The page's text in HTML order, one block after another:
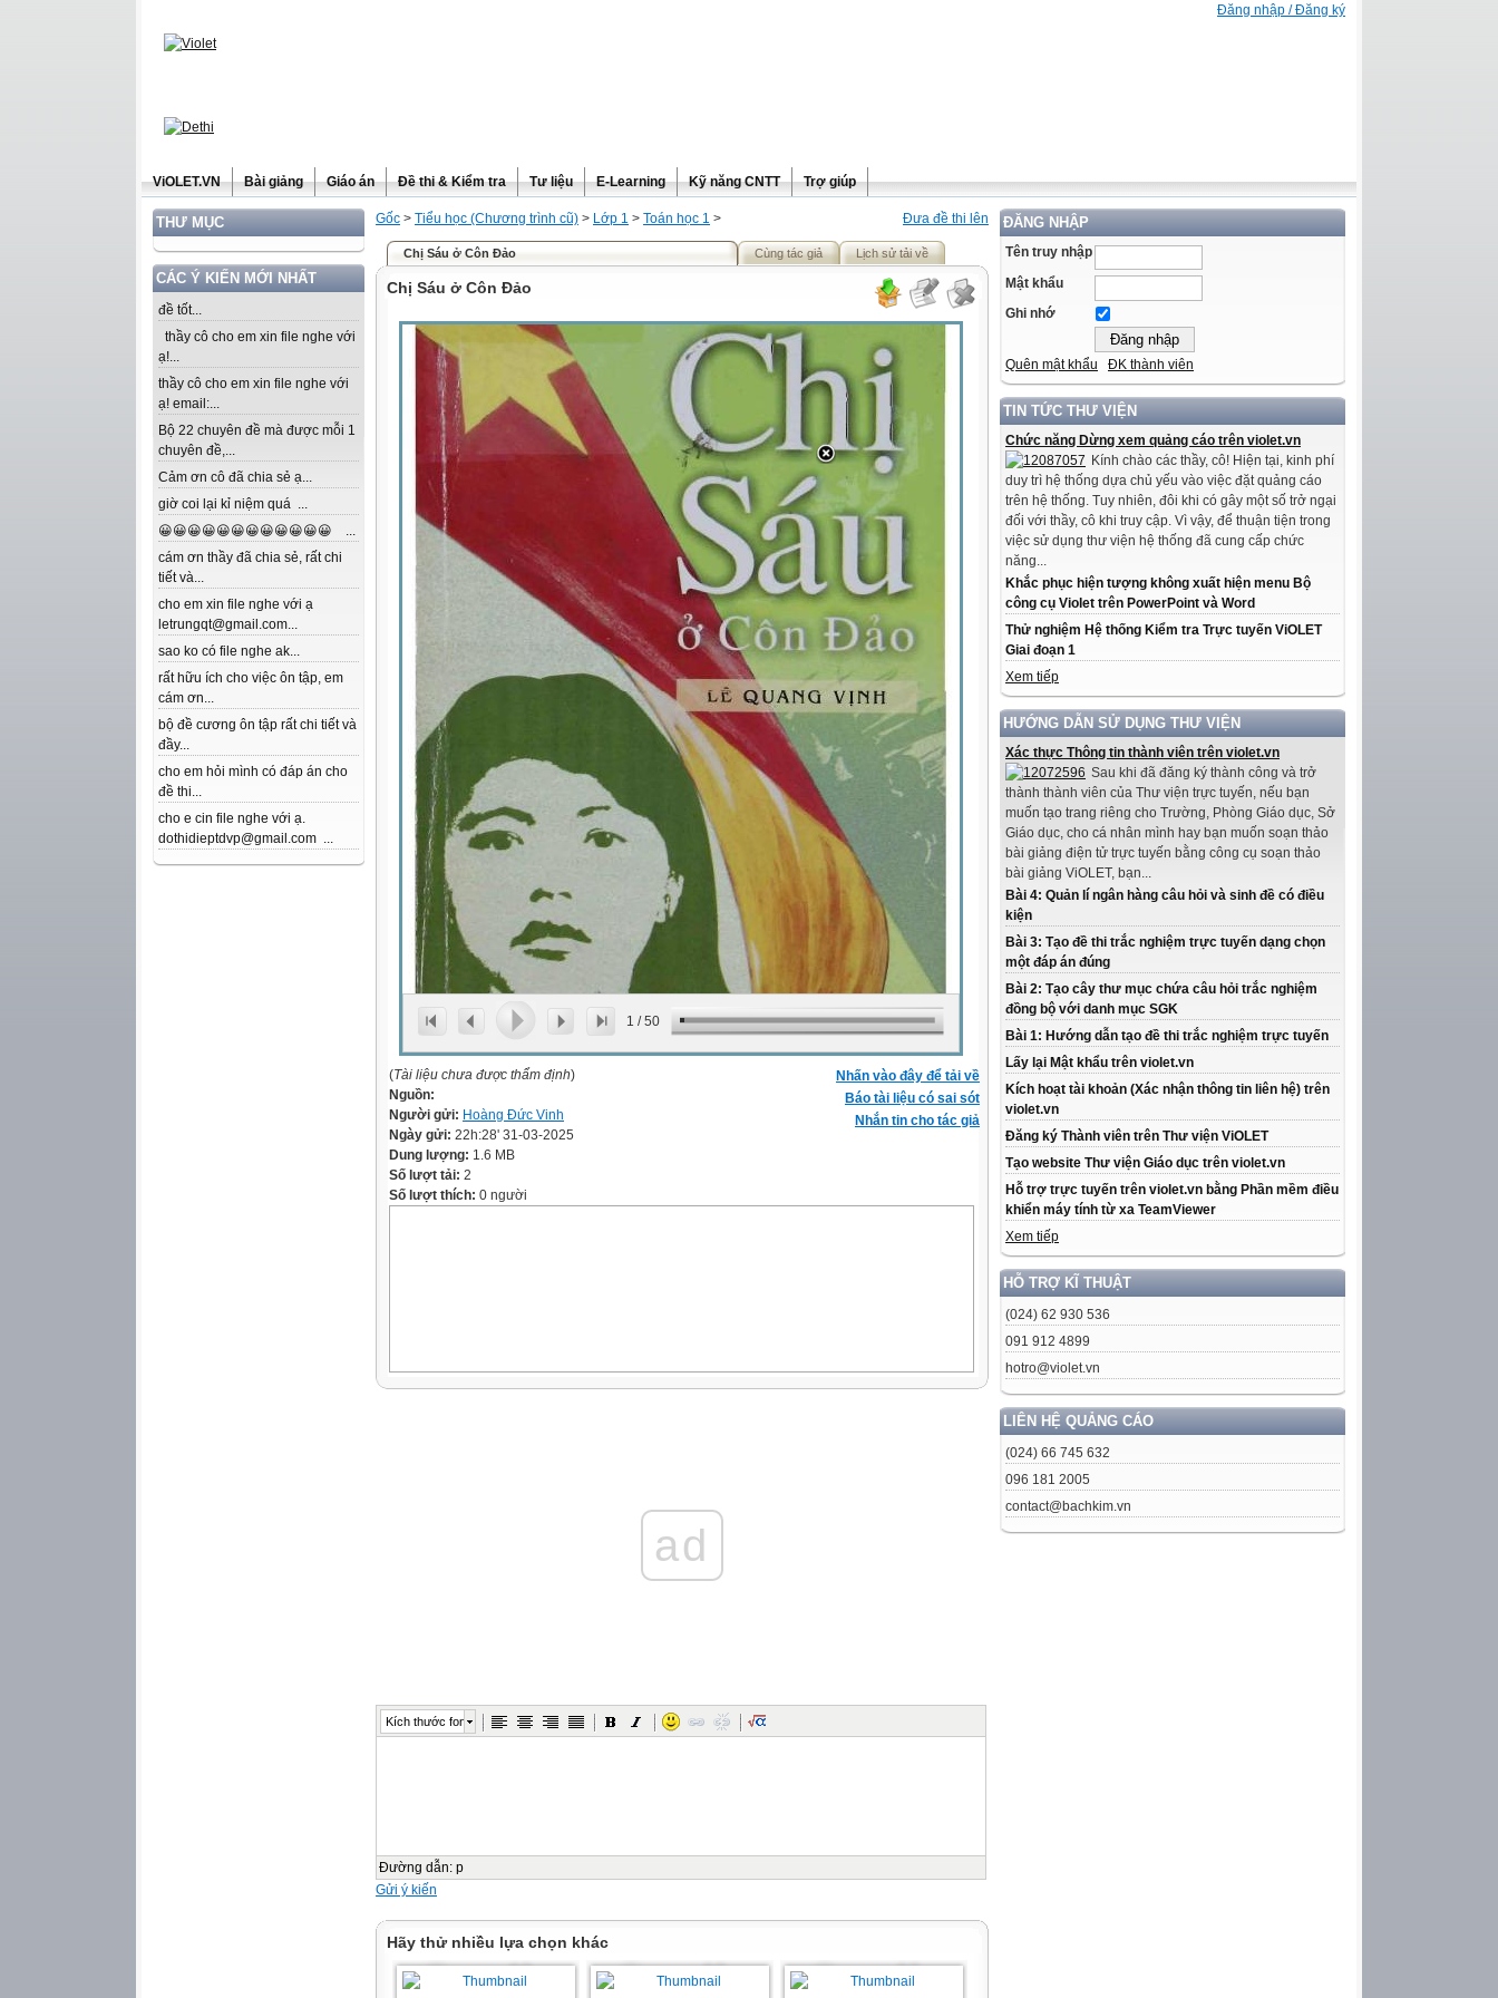
Đăng nhập / Đăng ký
ViOLET.VN Bài giảng Giáo án Đề thi & Kiểm tra Tư liệu E-Learning Kỹ năng CNTT Trợ giúp
THƯ MỤC
CÁC Ý KIẾN MỚI NHẤT
đề tốt...
thầy cô cho em xin file nghe với
ạ!...
thầy cô cho em xin file nghe với
ạ! email:...
Bộ 22 chuyên đề mà được mỗi 1
chuyên đề,...
Cảm ơn cô đã chia sẻ ạ...
giờ coi lại kỉ niệm quá ...
😀😀😀😀😀😀😀😀😀😀😀😀 ...
cám ơn thầy đã chia sẻ, rất chi
tiết và...
cho em xin file nghe với ạ
letrungqt@gmail.com...
sao ko có file nghe ak...
rất hữu ích cho việc ôn tập, em
cám ơn...
bộ đề cương ôn tập rất chi tiết và
đầy...
cho em hỏi mình có đáp án cho
đề thi...
cho e cin file nghe với ạ.
dothidieptdvp@gmail.com ...
ĐĂNG NHẬP
Tên truy nhập
Mật khẩu
Ghi nhớ
Quên mật khẩu ĐK thành viên
TIN TỨC THƯ VIỆN
Chức năng Dừng xem quảng cáo trên violet.vn
Kính chào các thầy, cô! Hiện tại, kinh phí
duy trì hệ thống dựa chủ yếu vào việc đặt quảng cáo
trên hệ thống. Tuy nhiên, đôi khi có gây một số trở ngại
đối với thầy, cô khi truy cập. Vì vậy, để thuận tiện trong
việc sử dụng thư viện hệ thống đã cung cấp chức
năng...
Khắc phục hiện tượng không xuất hiện menu Bộ
công cụ Violet trên PowerPoint và Word
Thử nghiệm Hệ thống Kiểm tra Trực tuyến ViOLET
Giai đoạn 1
Xem tiếp
HƯỚNG DẪN SỬ DỤNG THƯ VIỆN
Xác thực Thông tin thành viên trên violet.vn
Sau khi đã đăng ký thành công và trở
thành thành viên của Thư viện trực tuyến, nếu bạn
muốn tạo trang riêng cho Trường, Phòng Giáo dục, Sở
Giáo dục, cho cá nhân mình hay bạn muốn soạn thảo
bài giảng điện tử trực tuyến bằng công cụ soạn thảo
bài giảng ViOLET, bạn...
Bài 4: Quản lí ngân hàng câu hỏi và sinh đề có điều
kiện
Bài 3: Tạo đề thi trắc nghiệm trực tuyến dạng chọn
một đáp án đúng
Bài 2: Tạo cây thư mục chứa câu hỏi trắc nghiệm
đồng bộ với danh mục SGK
Bài 1: Hướng dẫn tạo đề thi trắc nghiệm trực tuyến
Lấy lại Mật khẩu trên violet.vn
Kích hoạt tài khoản (Xác nhận thông tin liên hệ) trên
violet.vn
Đăng ký Thành viên trên Thư viện ViOLET
Tạo website Thư viện Giáo dục trên violet.vn
Hỗ trợ trực tuyến trên violet.vn bằng Phần mềm điều
khiển máy tính từ xa TeamViewer
Xem tiếp
HỖ TRỢ KĨ THUẬT
(024) 62 930 536
091 912 4899
hotro@violet.vn
LIÊN HỆ QUẢNG CÁO
(024) 66 745 632
096 181 2005
contact@bachkim.vn
Đưa đề thi lên
Gốc > Tiểu học (Chương trình cũ) > Lớp 1 > Toán học 1 >
Chị Sáu ở Côn Đảo Cùng tác giả Lịch sử tải về
Chị Sáu ở Côn Đảo
1 /50
Nhấn vào đây để tải về
Báo tài liệu có sai sót
Nhắn tin cho tác giả
(Tài liệu chưa được thẩm định)
Nguồn:
Người gửi: Hoàng Đức Vinh
Ngày gửi: 22h:28' 31-03-2025
Dung lượng: 1.6 MB
Số lượt tải: 2
Số lượt thích: 0 người
ad
Kích thước font
Đường dẫn: p
Gửi ý kiến
Hãy thử nhiều lựa chọn khác